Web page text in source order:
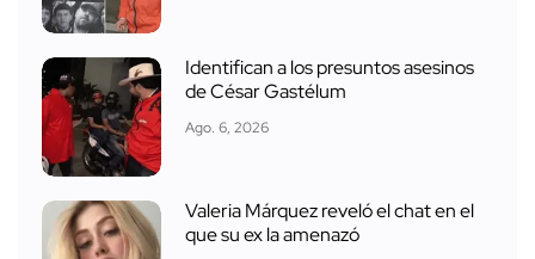
Identifican a los presuntos asesinos
de César Gastélum
Ago. 6, 2026
Valeria Márquez reveló el chat en el
que su ex la amenazó